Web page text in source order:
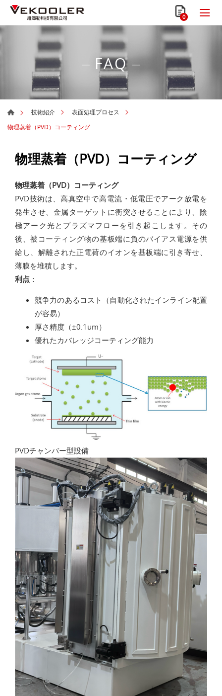
0
FAQ
技術紹介
表面処理プロセス
物理蒸着（PVD）コーティング
物理蒸着（PVD）コーティング
物理蒸着（PVD）コーティング
PVD技術は、高真空中で高電流・低電圧でアーク放電を
発生させ、金属ターゲットに衝突させることにより、陰
極アーク光とプラズマフローを引き起こします。その
後、被コーティング物の基板端に負のバイアス電源を供
給し、解離された正電荷のイオンを基板端に引き寄せ、
薄膜を堆積します。
利点 ：
競争力のあるコスト（自動化されたインライン配置
が容易）
厚さ精度（±0.1um）
優れたカバレッジコーティング能力
PVDチャンバー型設備